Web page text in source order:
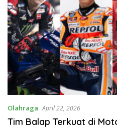
Olahraga April 22, 2026
Tim Balap Terkuat di